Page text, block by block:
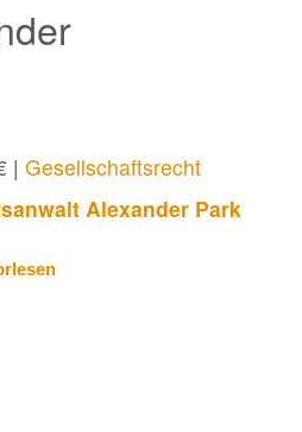
| Gesellschaftsrecht
Alexander Park